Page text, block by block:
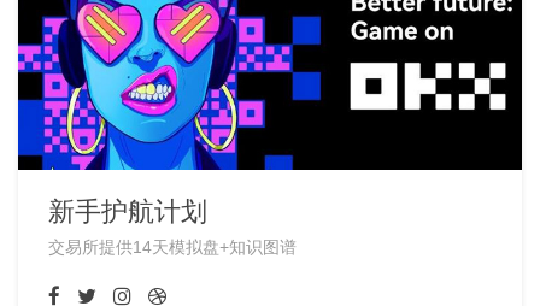
新手护航计划
交易所提供14天模拟盘+知识图谱